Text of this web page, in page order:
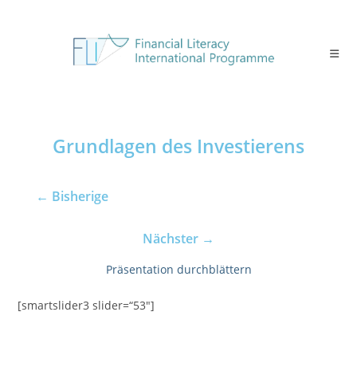
Grundlagen des Investierens
← Bisherige
Nächster →
Präsentation durchblättern
[smartslider3 slider=“53″]